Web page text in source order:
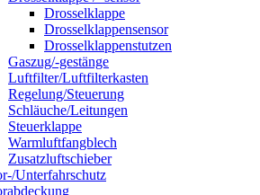
Drosselklappe
Drosselklappensensor
Drosselklappenstutzen
Gaszug/-gestänge
Luftfilter/Luftfilterkasten
Regelung/Steuerung
Schläuche/Leitungen
Steuerklappe
Warmluftfangblech
Zusatzluftschieber
Unterfahrschutz